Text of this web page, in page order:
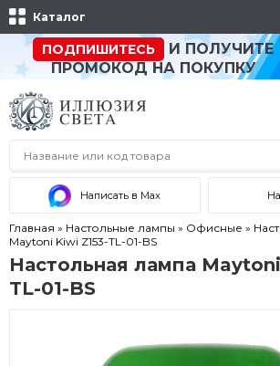
Каталог
ПОДПИШИТЕСЬ
И ПОЛУЧИТЕ
ПРОМОКОД НА ПОКУПКУ
Написать в Max
Главная » Настольные лампы » Офисные »
Maytoni Kiwi Z153-TL-01-BS
Настольная лампа
TL-01-BS